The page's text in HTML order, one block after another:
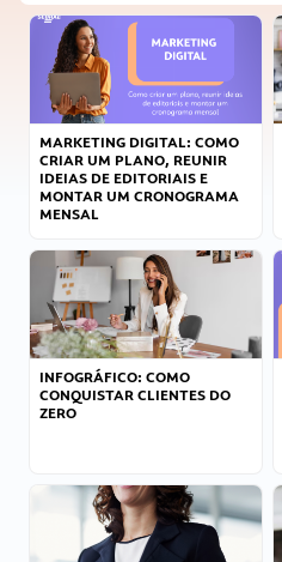
MARKETING DIGITAL: COMO
CRIAR UM PLANO, REUNIR
IDEIAS DE EDITORIAIS E
MONTAR UM CRONOGRAMA
MENSAL
INFOGRÁFICO: COMO
CONQUISTAR CLIENTES DO
ZERO